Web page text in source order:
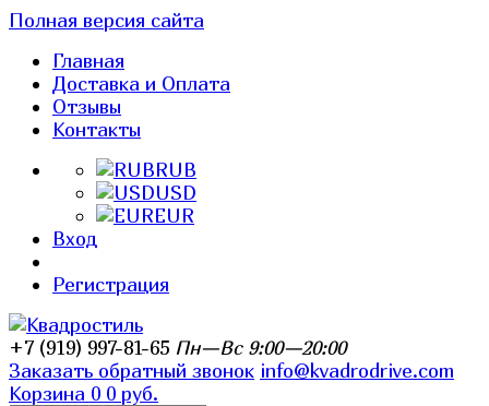
Полная версия сайта
Главная
Доставка и Оплата
Отзывы
Контакты
RUB
USD
EUR
Вход
Регистрация
+7 (919) 997-81-65 Пн—Вс 9:00—20:00
Заказать обратный звонок info@kvadrodrive.com
Корзина 0 0 руб.